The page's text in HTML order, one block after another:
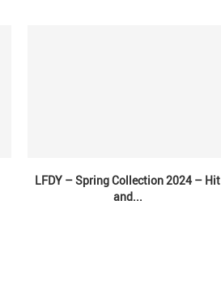
LFDY – Spring Collection 2024 – Hit
and...